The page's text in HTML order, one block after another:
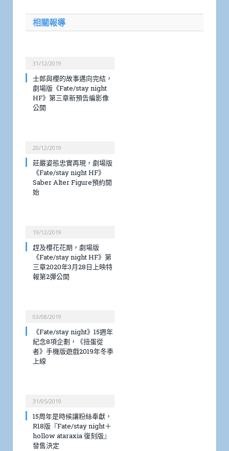
相關報導
31/12/2019
士郎與櫻的故事邁向完結，
劇場版《Fate/stay night
HF》第三章新預告編影像
公開
20/12/2019
莊嚴姿態忠實再現，劇場版
《Fate/stay night HF》
Saber Alter Figure預約開
始
19/12/2019
趕及櫻花花期，劇場版
《Fate/stay night HF》第
三章2020年3月28日上映特
報第2彈公開
03/08/2019
《Fate/stay night》15週年
紀念8項企劃，《扭蛋從
者》手機版遊戲2019年冬季
上線
31/05/2019
15周年是時候讓粉絲奉獻，
R18版『Fate/stay night＋
hollow ataraxia 復刻版』
發售決定